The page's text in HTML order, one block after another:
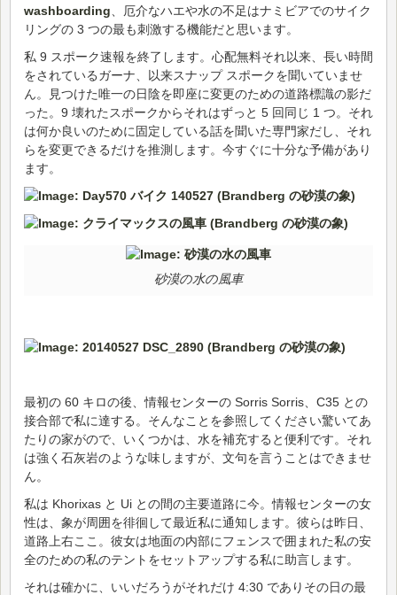
washboarding 、厄介なハエや水の不足はナミビアでのサイク
リングの 3 つの最も刺激する機能だと思います。
私 9 スポーク速報を終了します。心配無料それ以来、長い時間
をされているガーナ、以来スナップ スポークを聞いていませ
ん。見つけた唯一の日陰を即座に変更のための道路標識の影だ
った。9 壊れたスポークからそれはずっと 5 回同じ 1 つ。それ
は何か良いのために固定している話を聞いた専門家だし、それ
らを変更できるだけを推測します。今すぐに十分な予備があり
ます。
砂漠の水の風車
最初の 60 キロの後、情報センターの Sorris Sorris、C35 との
接合部で私に達する。そんなことを参照してください驚いてあ
たりの家がので、いくつかは、水を補充すると便利です。それ
は強く石灰岩のような味しますが、文句を言うことはできませ
ん。
私は Khorixas と Ui との間の主要道路に今。情報センターの女
性は、象が周囲を徘徊して最近私に通知します。彼らは昨日、
道路上右ここ。彼女は地面の内部にフェンスで囲まれた私の安
全のための私のテントをセットアップする私に助言します。
それは確かに、いいだろうがそれだけ 4:30 でありその日の最